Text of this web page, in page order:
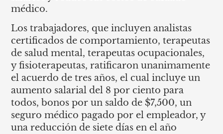
médico.
Los trabajadores, que incluyen analistas
certificados de comportamiento, terapeutas
de salud mental, terapeutas ocupacionales,
y fisioterapeutas, ratificaron unanimamente
el acuerdo de tres años, el cual incluye un
aumento salarial del 8 por ciento para
todos, bonos por un saldo de $7,500, un
seguro médico pagado por el empleador, y
una reducción de siete días en el año